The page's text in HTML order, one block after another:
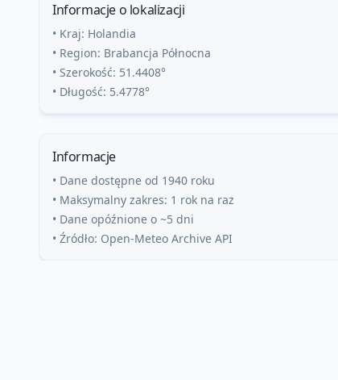
Informacje o lokalizacji
• Kraj: Holandia
• Region: Brabancja Północna
• Szerokość: 51.4408°
• Długość: 5.4778°
Informacje
• Dane dostępne od 1940 roku
• Maksymalny zakres: 1 rok na raz
• Dane opóźnione o ~5 dni
• Źródło: Open-Meteo Archive API